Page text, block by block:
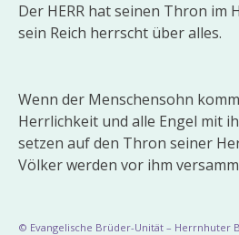
Der HERR hat seinen Thron im
sein Reich herrscht über alles.
Wenn der Menschensohn
Herrlichkeit und alle Engel mit
setzen auf den Thron seiner
Völker werden vor ihm
© Evangelische Brüder-Unität – Herrnhuter